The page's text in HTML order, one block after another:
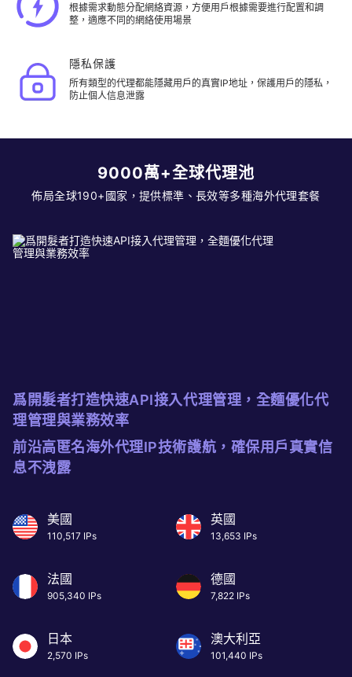
根據需求動態分配網絡資源，方便用戶根據需要進行配置和調
整，適應不同的網絡使用場景
隱私保護
所有類型的代理都能隱藏用戶的真實IP地址，保護用戶的隱私，
防止個人信息泄露
9000萬+全球代理池
佈局全球190+國家，提供標準、長效等多種海外代理套餐
爲開髮者打造快速API接入代理管理，全麵優化代
理管理與業務效率
前沿高匿名海外代理IP技術護航，確保用戶真實信
息不洩露
美國
110,517 IPs
英國
13,653 IPs
法國
905,340 IPs
德國
7,822 IPs
日本
2,570 IPs
澳大利亞
101,440 IPs